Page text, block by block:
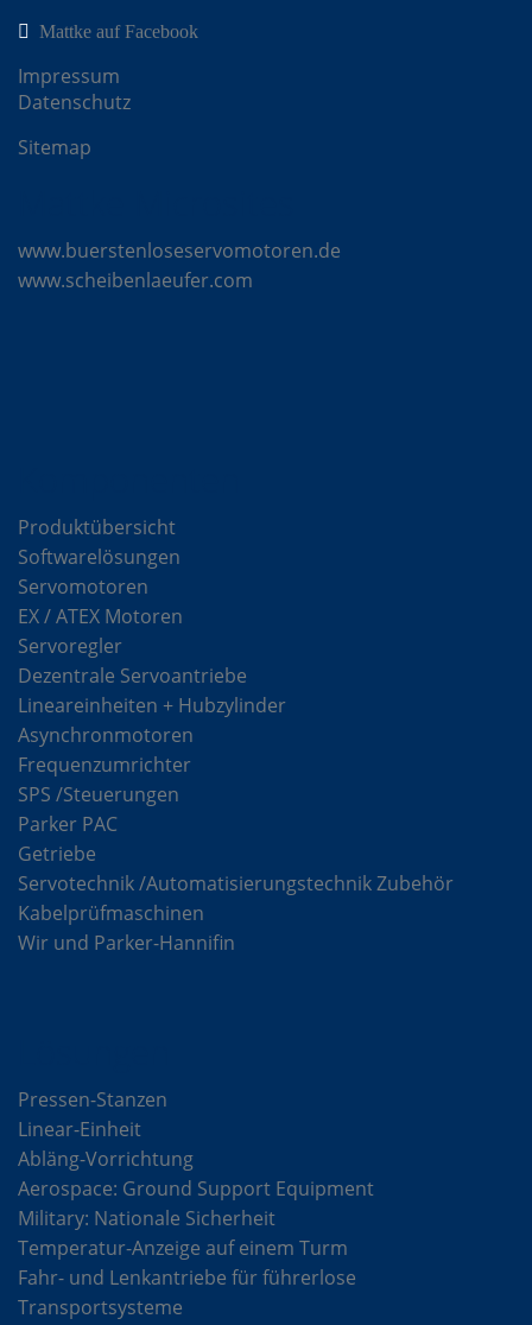
Mattke auf Facebook
Impressum
Datenschutz
Sitemap
www.buerstenloseservomotoren.de
www.scheibenlaeufer.com
Produktübersicht
Softwarelösungen
Servomotoren
EX / ATEX Motoren
Servoregler
Dezentrale Servoantriebe
Lineareinheiten + Hubzylinder
Asynchronmotoren
Frequenzumrichter
SPS /Steuerungen
Parker PAC
Getriebe
Servotechnik /Automatisierungstechnik Zubehör
Kabelprüfmaschinen
Wir und Parker-Hannifin
Pressen-Stanzen
Linear-Einheit
Abläng-Vorrichtung
Aerospace: Ground Support Equipment
Military: Nationale Sicherheit
Temperatur-Anzeige auf einem Turm
Fahr- und Lenkantriebe für führerlose
Transportsysteme